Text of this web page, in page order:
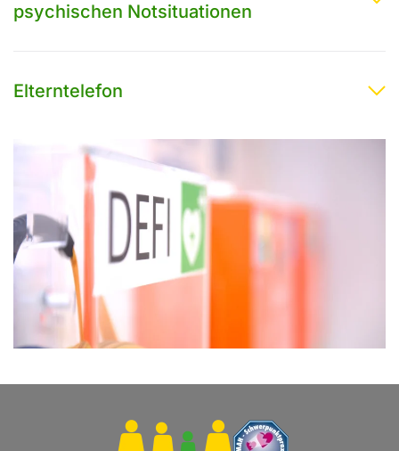
psychischen Notsituationen
Elterntelefon